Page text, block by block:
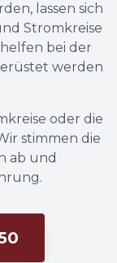
lassen sich
Stromkreise
bei der
werden
oder die
stimmen die
ab und